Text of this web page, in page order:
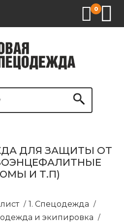
0
ДЛЯ ЗАЩИТЫ ОТ
И Т.П)
/ 1. Спецодежда /
и экипировка /